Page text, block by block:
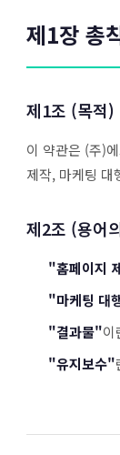
제1장 총
제1조 (목적)
이 약관은 (주)
제작, 마케팅 대
제2조 (용어
"홈페이지
"마케팅 대
"결과물"이
"유지보수"